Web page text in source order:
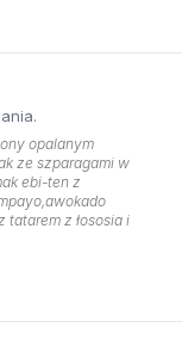
opalanym
ze szparagami w
ebi-ten z
tatarem z łososia i